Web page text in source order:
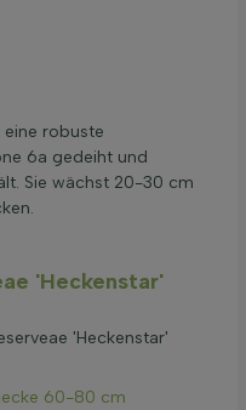
eine robuste
6a gedeiht und
Sie wächst 20-30 cm
'Heckenstar'
'Heckenstar'
60-80 cm